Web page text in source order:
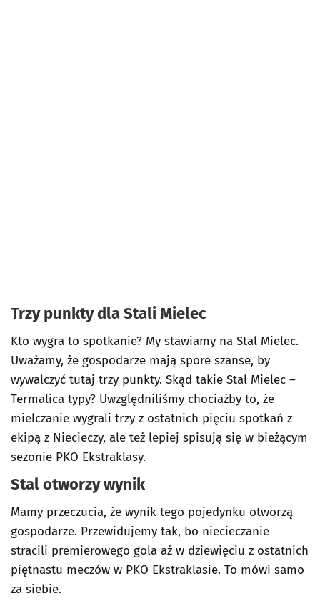
Trzy punkty dla Stali Mielec
Kto wygra to spotkanie? My stawiamy na Stal Mielec.
Uważamy, że gospodarze mają spore szanse, by
wywalczyć tutaj trzy punkty. Skąd takie Stal Mielec –
Termalica typy? Uwzględniliśmy chociażby to, że
mielczanie wygrali trzy z ostatnich pięciu spotkań z
ekipą z Niecieczy, ale też lepiej spisują się w bieżącym
sezonie PKO Ekstraklasy.
Stal otworzy wynik
Mamy przeczucia, że wynik tego pojedynku otworzą
gospodarze. Przewidujemy tak, bo niecieczanie
stracili premierowego gola aż w dziewięciu z ostatnich
piętnastu meczów w PKO Ekstraklasie. To mówi samo
za siebie.